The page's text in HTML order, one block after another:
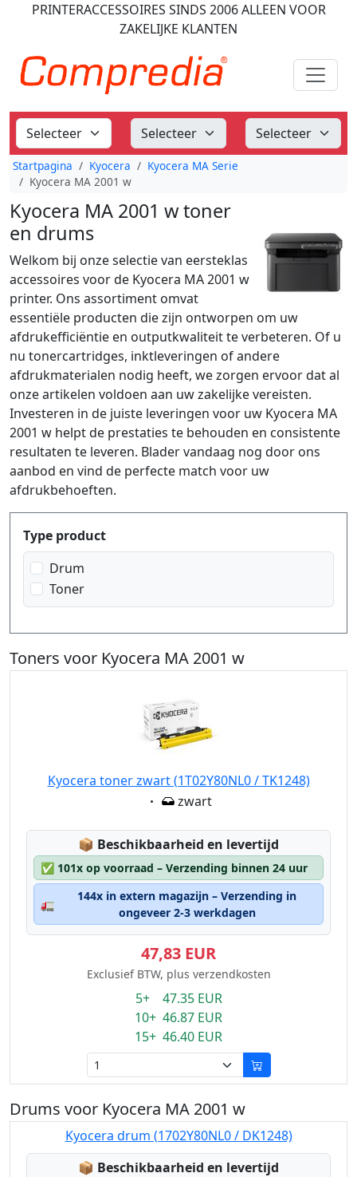
PRINTERACCESSOIRES SINDS 2006ALLEEN VOOR
ZAKELIJKE KLANTEN
Startpagina Kyocera
Kyocera MA Serie
Kyocera MA 2001 w
Kyocera MA 2001 w toner
en drums
Welkom bij onze selectie van eersteklas
accessoires voor de Kyocera MA 2001 w
printer. Ons assortiment omvat
essentiële producten die zijn ontworpen om uw
afdrukefficiëntie en outputkwaliteit te verbeteren. Of u
nu tonercartridges, inktleveringen of andere
afdrukmaterialen nodig heeft, we zorgen ervoor dat al
onze artikelen voldoen aan uw zakelijke vereisten.
Investeren in de juiste leveringen voor uw Kyocera MA
2001 w helpt de prestaties te behouden en consistente
resultaten te leveren. Blader vandaag nog door ons
aanbod en vind de perfecte match voor uw
afdrukbehoeften.
Produktfilter
Type product
Drum
Toner
Toners voor Kyocera MA 2001 w
Kyocera toner zwart (1T02Y80NL0 / TK1248)
Eigenschaft:
zwart
📦 Lagerstatus:
Beschikbaarheid en levertijd
✅ 101x op voorraad – Verzending binnen 24 uur
🚛
144x in extern magazijn – Verzending in
ongeveer 2-3 werkdagen
47,83 EUR
Exclusief BTW, plus verzendkosten
5+ 47.35 EUR
10+ 46.87 EUR
15+ 46.40 EUR
Drums voor Kyocera MA 2001 w
Kyocera drum (1702Y80NL0 / DK1248)
📦 Lagerstatus:
Beschikbaarheid en levertijd